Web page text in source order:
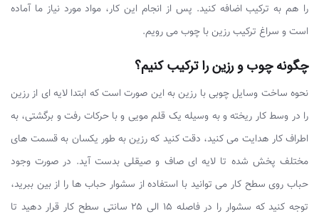
را هم به ترکیب اضافه کنید. پس از انجام این کار، مواد مورد نیاز ما آماده
است و سراغ ترکیب رزین با چوب می رویم.
چگونه چوب و رزین را ترکیب کنیم؟
نحوه ساخت وسایل چوبی با رزین به این صورت است که ابتدا لایه ای از رزین
را در وسط کار ریخته و به وسیله یک قلم مویی و با حرکات رفت و برگشتی، به
اطراف کار هدایت می کنید، دقت کنید که رزین به طور یکسان به قسمت های
مختلف پخش شده تا لایه ای صاف و صیقلی بدست آید. در صورت وجود
حباب روی سطح کار می توانید با استفاده از سشوار حباب ها را از بین ببرید،
توجه کنید که سشوار را در فاصله ۱۵ الی ۲۵ سانتی سطح کار قرار دهید تا